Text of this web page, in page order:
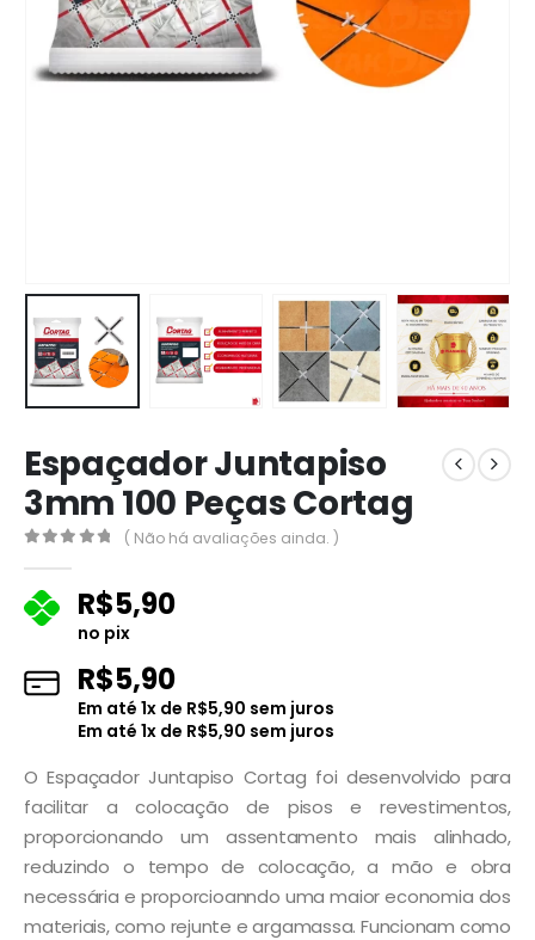
Espaçador Juntapiso
3mm 100 Peças Cortag
( Não há avaliações ainda. )
R$5,90
no pix
R$5,90
Em até 1x de R$5,90 sem juros
Em até 1x de R$5,90 sem juros
O Espaçador Juntapiso Cortag foi desenvolvido para
facilitar a colocação de pisos e revestimentos,
proporcionando um assentamento mais alinhado,
reduzindo o tempo de colocação, a mão e obra
necessária e proporcioanndo uma maior economia dos
materiais, como rejunte e argamassa. Funcionam como